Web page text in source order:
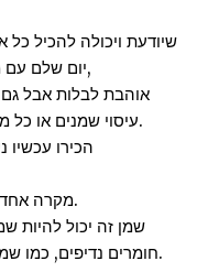
שיודעת ויכולה להכיל
יום שלם עם מישהי מדהימה שאוהבת את החיים,
אוהבת לבלות אבל
עיסוי שמנים או כל מה שתבחרו בצורה המושלמת ביותר.
הכירו עכשיו
מקרה אחד שבאתי לביתי לעשות עיסוי מקצועי.
שמן זה יכול להיות
חומרים נדיפים, כמו שמני רוזמרין או שמנים ריחניים אחרים.